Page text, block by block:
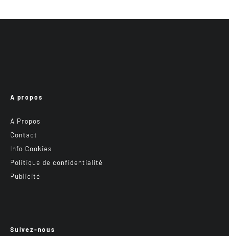
A propos
A Propos
Contact
Info Cookies
Politique de confidentialité
Publicité
Suivez-nous